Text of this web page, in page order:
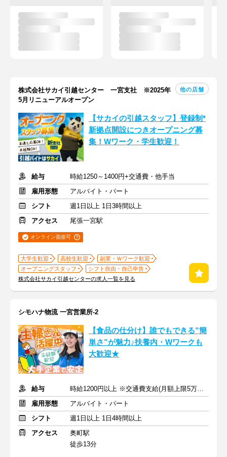
株式会社サカイ引越センター 一宮支社 ※2025年
5月リニューアルオープン
他の店舗
【サカイの引越スタッフ】登録制*
新拠点開設につきオープニング募
集！Wワーク・学生歓迎！
給与
時給1250～1400円+交通費・他手当
雇用形態
アルバイト・パート
シフト
週1日以上 1日3時間以上
アクセス
尾張一宮駅
オンライン面接可
大学生歓迎 高校生歓迎
副業・Ｗワーク歓迎
オープニングスタッフ
シフト自由・自己申告
株式会社サカイ引越センターの求人一覧を見る
シモハナ物流 一宮営業所-2
【食品の仕分け】誰でもできる”簡
単さ”が魅力♪扶養内・Wワークも
大歓迎★
給与
時給1200円以上 ※交通費支給(月額上限5万円まで)
雇用形態
アルバイト・パート
シフト
週1日以上 1日4時間以上
アクセス
奥町駅
徒歩13分